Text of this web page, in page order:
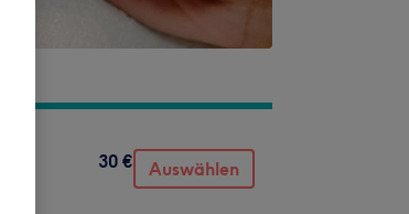
30 € Auswählen